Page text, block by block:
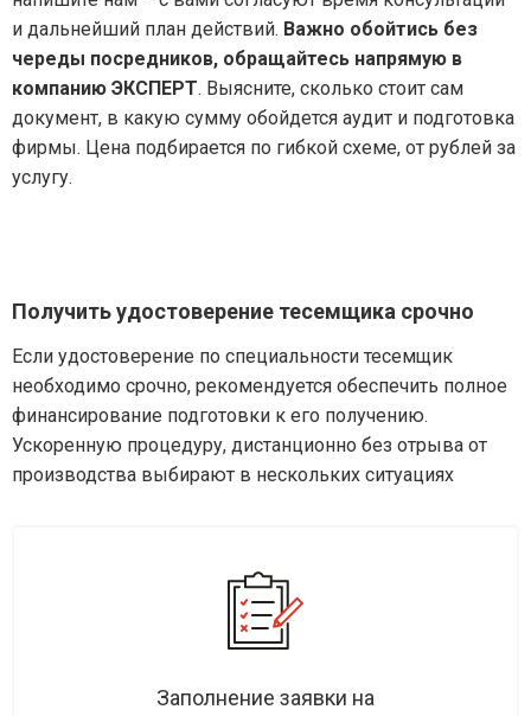
и дальнейший план действий. Важно обойтись без
череды посредников, обращайтесь напрямую в
компанию ЭКСПЕРТ. Выясните, сколько стоит сам
документ, в какую сумму обойдется аудит и подготовка
фирмы. Цена подбирается по гибкой схеме, от рублей за
услугу.
Получить удостоверение тесемщика срочно
Если удостоверение по специальности тесемщик
необходимо срочно, рекомендуется обеспечить полное
финансирование подготовки к его получению.
Ускоренную процедуру, дистанционно без отрыва от
производства выбирают в нескольких ситуациях
Заполнение заявки на